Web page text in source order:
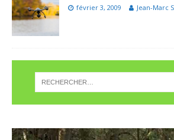
février 3, 2009 Jean-Marc